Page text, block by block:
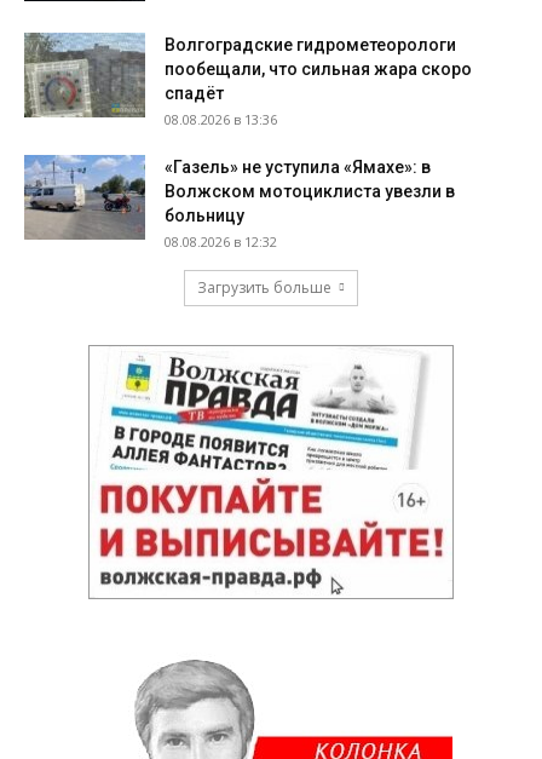
Волгоградские гидрометеорологи
пообещали, что сильная жара скоро
спадёт
08.08.2026 в 13:36
«Газель» не уступила «Ямахе»: в
Волжском мотоциклиста увезли в
больницу
08.08.2026 в 12:32
Загрузить больше